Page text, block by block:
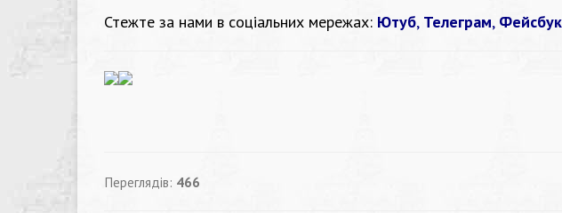
Стежте за нами в соціальних мережах: Ютуб, Телеграм, Фейсбук
Переглядів: 466